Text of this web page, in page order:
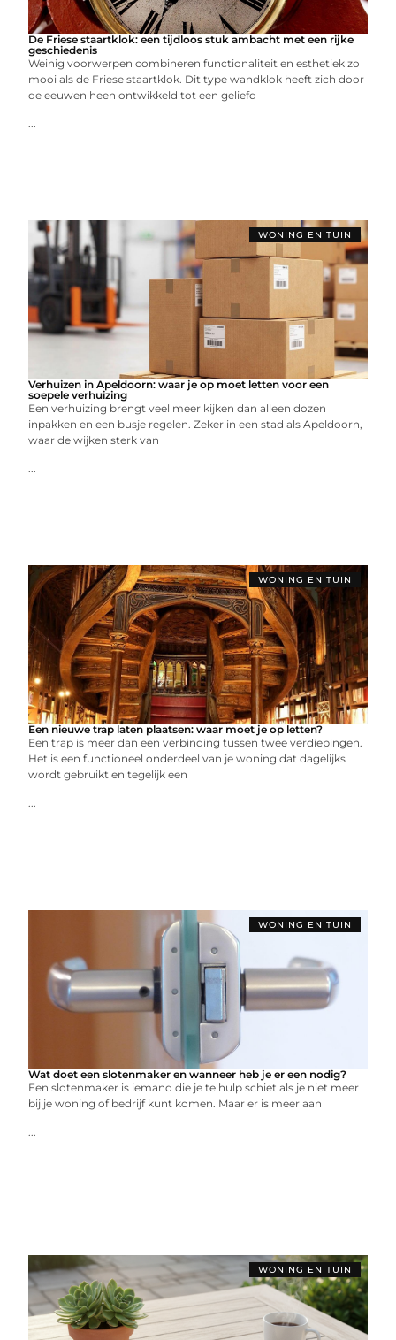
De Friese staartklok: een tijdloos stuk ambacht met een rijke
geschiedenis
Weinig voorwerpen combineren functionaliteit en esthetiek zo
mooi als de Friese staartklok. Dit type wandklok heeft zich door
de eeuwen heen ontwikkeld tot een geliefd
...
WONING EN TUIN
Verhuizen in Apeldoorn: waar je op moet letten voor een
soepele verhuizing
Een verhuizing brengt veel meer kijken dan alleen dozen
inpakken en een busje regelen. Zeker in een stad als Apeldoorn,
waar de wijken sterk van
...
WONING EN TUIN
Een nieuwe trap laten plaatsen: waar moet je op letten?
Een trap is meer dan een verbinding tussen twee verdiepingen.
Het is een functioneel onderdeel van je woning dat dagelijks
wordt gebruikt en tegelijk een
...
WONING EN TUIN
Wat doet een slotenmaker en wanneer heb je er een nodig?
Een slotenmaker is iemand die je te hulp schiet als je niet meer
bij je woning of bedrijf kunt komen. Maar er is meer aan
...
WONING EN TUIN